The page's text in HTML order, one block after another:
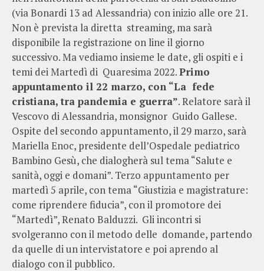
(via Bonardi 13 ad Alessandria) con inizio alle ore 21.
Non è prevista la diretta streaming, ma sarà
disponibile la registrazione on line il giorno
successivo. Ma vediamo insieme le date, gli ospiti e i
temi dei Martedì di Quaresima 2022.Primo
appuntamento il 22 marzo, con “La fede
cristiana, tra pandemia e guerra”. Relatore sarà il
Vescovo di Alessandria, monsignor Guido Gallese.
Ospite del secondo appuntamento, il 29 marzo, sarà
Mariella Enoc, presidente dell’Ospedale pediatrico
Bambino Gesù, che dialogherà sul tema “Salute e
sanità, oggi e domani”. Terzo appuntamento per
martedì 5 aprile, con tema “Giustizia e magistrature:
come riprendere fiducia”, con il promotore dei
“Martedì”, Renato Balduzzi. Gli incontri si
svolgeranno con il metodo delle domande, partendo
da quelle di un intervistatore e poi aprendo al
dialogo con il pubblico.